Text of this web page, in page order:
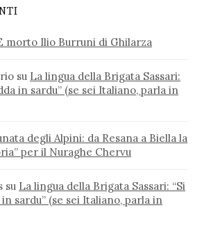
morto Ilio Burruni di Ghilarza
su La lingua della Brigata Sassari:
in sardu” (se sei Italiano, parla in
degli Alpini: da Resana a Biella la
per il Nuraghe Chervu
su La lingua della Brigata Sassari: “Si
sardu” (se sei Italiano, parla in